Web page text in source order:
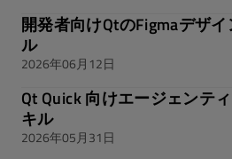
開発者向けQtのFigmaデザ
ル
2026年06月12日
Qt Quick 向けエージェンテ
キル
2026年05月31日